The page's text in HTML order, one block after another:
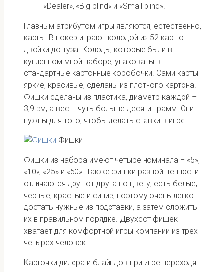
«Dealer», «Big blind» и «Small blind».
Главным атрибутом игры являются, естественно,
карты. В покер играют колодой из 52 карт от
двойки до туза. Колоды, которые были в
купленном мной наборе, упакованы в
стандартные картонные коробочки. Сами карты
яркие, красивые, сделаны из плотного картона.
Фишки сделаны из пластика, диаметр каждой –
3,9 см, а вес – чуть больше десяти грамм. Они
нужны для того, чтобы делать ставки в игре.
Фишки
Фишки из набора имеют четыре номинала – «5»,
«10», «25» и «50». Также фишки разной ценности
отличаются друг от друга по цвету, есть белые,
черные, красные и синие, поэтому очень легко
достать нужные из подставки, а затем сложить
их в правильном порядке. Двухсот фишек
хватает для комфортной игры компании из трех-
четырех человек.
Карточки дилера и блайндов при игре переходят